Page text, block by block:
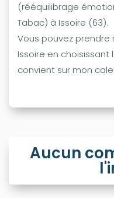
(rééquilibrage
Tabac) à Issoire (63).
Vous pouvez
Issoire en
convient sur mon
Aucun